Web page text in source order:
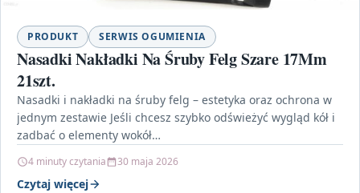
PRODUKT SERWIS OGUMIENIA
Nasadki Nakładki Na Śruby Felg Szare 17Mm
21szt.
Nasadki i nakładki na śruby felg – estetyka oraz ochrona w
jednym zestawie Jeśli chcesz szybko odświeżyć wygląd kół i
zadbać o elementy wokół…
4 minuty czytania 30 maja 2026
Czytaj więcej